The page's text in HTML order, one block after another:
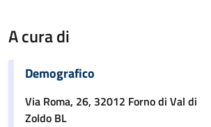
A cura di
Demografico
Via Roma, 26, 32012 Forno di Val di
Zoldo BL